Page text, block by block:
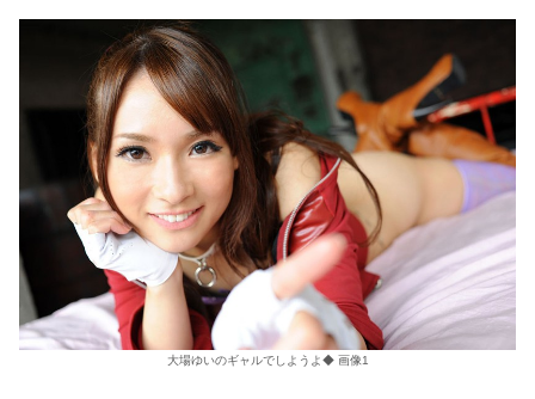
大場ゆいのギャルでしようよ◆ 画像1